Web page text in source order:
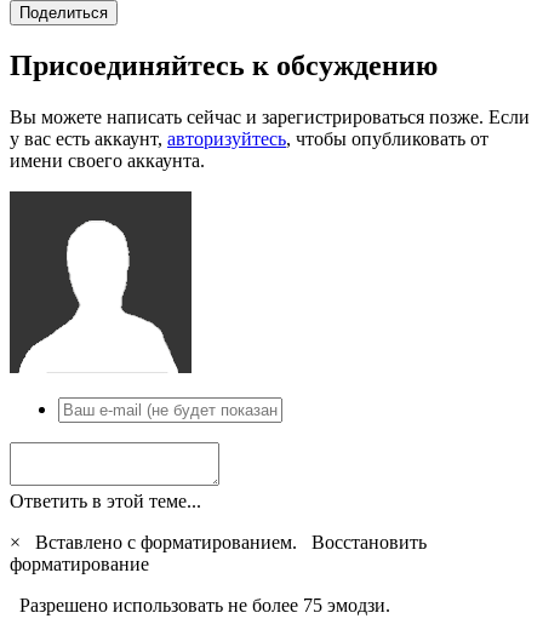
Поделиться
Присоединяйтесь к обсуждению
Вы можете написать сейчас и зарегистрироваться позже. Если
у вас есть аккаунт, авторизуйтесь, чтобы опубликовать от
имени своего аккаунта.
Ответить в этой теме...
×
Вставлено с форматированием. Восстановить
форматирование
Разрешено использовать не более 75 эмодзи.